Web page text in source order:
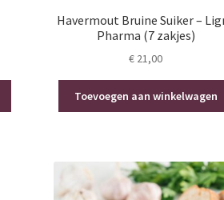
Havermout Bruine Suiker –
Pharma (7 zakjes)
€ 21,00
Toevoegen aan winkelwagen